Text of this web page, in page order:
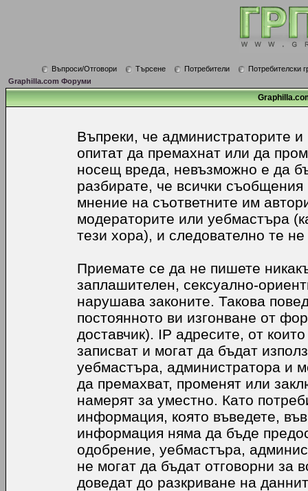
Въпроси/Отговори Търсене Потребители
Потребителски
Graphilla.com Форуми
Въпреки, че администраторите
опитат да премахнат или да
носещ вреда, невъзможно е да
разбирате, че всички
мнение на съответните им
модераторите или уебмастъра
тези хора), и следователно те не
Приемате се да не пишете
заплашителен, сексуално-
нарушава законите. Такова
постоянното ви изгонване от
доставчик). IP адресите, от
записват и могат да бъдат
уебмастъра, администратора и
да премахват, променят или
намерят за уместно. Като
информация, която въведете,
информация няма да бъде
одобрение, уебмастъра,
не могат да бъдат отговорни за
доведат до разкриване на